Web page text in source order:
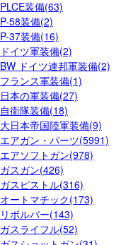
PLCE装備(63)
P-58装備(2)
P-37装備(16)
ドイツ軍装備(2)
BW ドイツ連邦軍装備(2)
フランス軍装備(1)
日本の軍装備(27)
自衛隊装備(18)
大日本帝国陸軍装備(9)
エアガン・パーツ(5991)
エアソフトガン(978)
ガスガン(426)
ガスピストル(316)
オートマチック(173)
リボルバー(143)
ガスライフル(52)